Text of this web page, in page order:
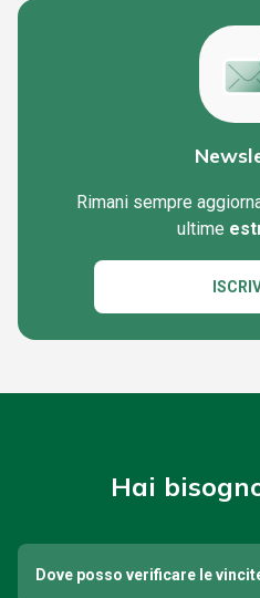
Rimani sempre
ultime
Hai
Dove posso verificare le